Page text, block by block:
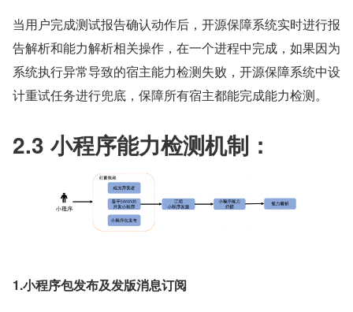
当用户完成测试报告确认动作后，开源保障系统实时进行报
告解析和能力解析相关操作，在一个进程中完成，如果因为
系统执行异常导致的宿主能力检测失败，开源保障系统中设
计重试任务进行兜底，保障所有宿主都能完成能力检测。
2.3 小程序能力检测机制：
1.小程序包发布及发版消息订阅